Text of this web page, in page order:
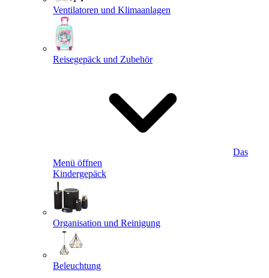
Ventilatoren und Klimaanlagen
Reisegepäck und Zubehör
Das
Menü öffnen
Kindergepäck
Organisation und Reinigung
Beleuchtung